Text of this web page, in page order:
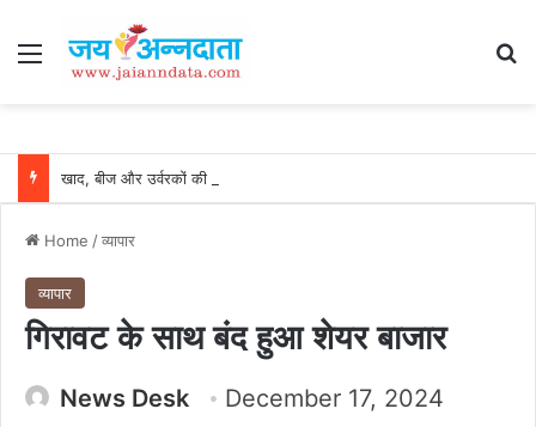
Menu
Home /व्यापार
व्यापार
गिरावट के साथ बंद हुआ शेयर बाजार
News Desk
December 17, 2024